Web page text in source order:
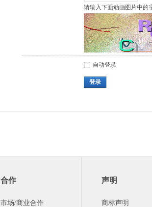
请输入下面动画图片中的
自动登录
登录
合作
市场/商业合作
声明
商标声明